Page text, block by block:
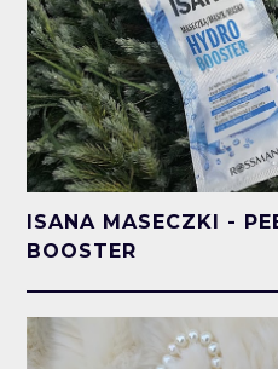
ISANA MASECZKI -
BOOSTER